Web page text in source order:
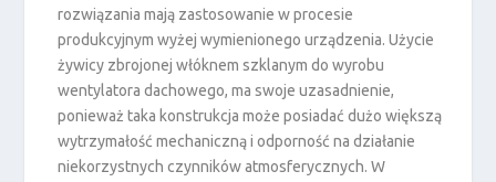
rozwiązania mają zastosowanie w procesie
produkcyjnym wyżej wymienionego urządzenia. Użycie
żywicy zbrojonej włóknem szklanym do wyrobu
wentylatora dachowego, ma swoje uzasadnienie,
ponieważ taka konstrukcja może posiadać dużo większą
wytrzymałość mechaniczną i odporność na działanie
niekorzystnych czynników atmosferycznych. W